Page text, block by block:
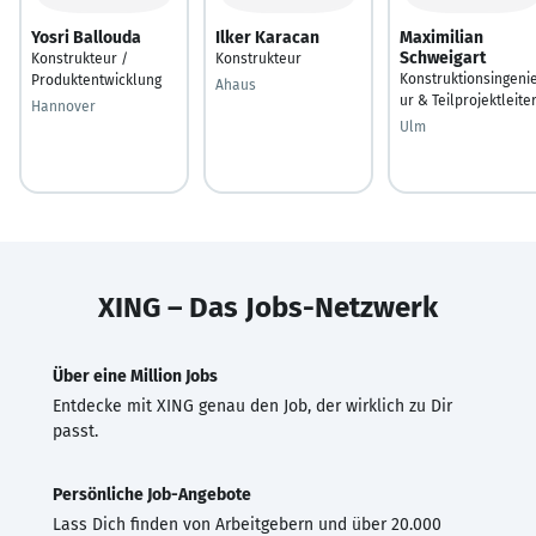
Yosri Ballouda
Konstrukteur /
Produktentwicklung
Hannover
Ilker Karacan
Konstrukteur
Ahaus
Maximilian
Schweigart
ur & Teilprojektleiter
Ulm
XING – Das Jobs-Netzwerk
Über eine Million Jobs
Entdecke mit XING genau den Job, der wirklich zu Dir
passt.
Persönliche Job-Angebote
Lass Dich finden von Arbeitgebern und über 20.000